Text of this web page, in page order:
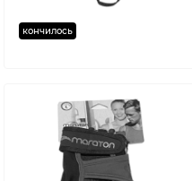
кончилось